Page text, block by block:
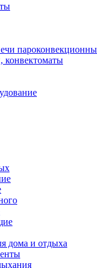
конвектоматы
дома и отдыха